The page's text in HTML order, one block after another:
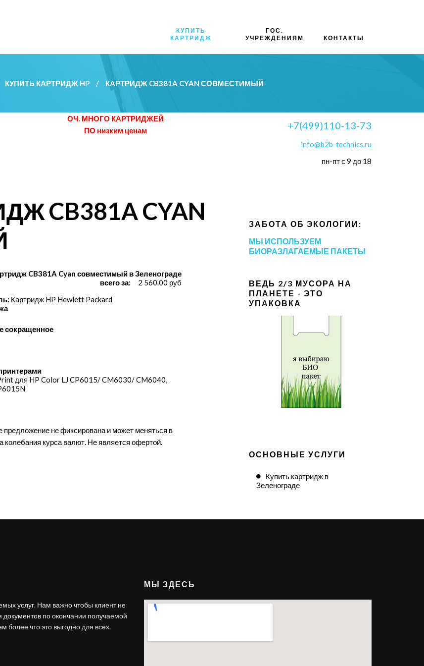
КУПИТЬ
КАРТРИДЖ
ГОС.
УЧРЕЖДЕНИЯМ
КОНТАКТЫ
КУПИТЬ КАРТРИДЖ HP / КАРТРИДЖ CB381A CYAN СОВМЕСТИМЫЙ
ОЧ. МНОГО КАРТРИДЖЕЙ
ПО низким ценам
+7(499)110-13-73
info@b2b-technics.ru
пн-пт с 9 до 18
CB381A CYAN
CB381A Cyan совместимый в Зеленограде
всего за:
2 560.00 руб
Картридж HP Hewlett Packard
сокращенное
для HP Color LJ CP6015/​ CM6030/​ CM6040,
предложение не фиксирована и может меняться в
колебания курса валют. Не является офертой.
ЗАБОТА ОБ ЭКОЛОГИИ:
МЫ ИСПОЛЬЗУЕМ
БИОРАЗЛАГАЕМЫЕ ПАКЕТЫ
ВЕДЬ 2/3 МУСОРА НА
ПЛАНЕТЕ - ЭТО
УПАКОВКА
ОСНОВНЫЕ УСЛУГИ
Купить картридж в
Зеленограде
услуг. Нам важно чтобы клиент не
по окончании получаемой
более что это выгодно для всех.
МЫ ЗДЕСЬ